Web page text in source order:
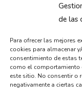
de las
Para ofrecer las mejores
cookies para almacenar
consentimiento de estas
como el comportamiento
este sitio. No consentir o
negativamente a ciertas